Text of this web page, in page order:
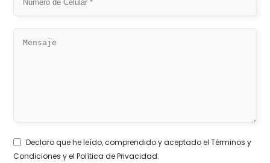
Declaro que he leído, comprendido y aceptado elTérminos y
Condiciones y elPolítica de Privacidad.